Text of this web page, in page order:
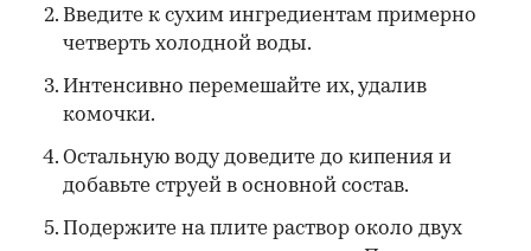
Введите к сухим ингредиентам примерно
четверть холодной воды.
Интенсивно перемешайте их, удалив
комочки.
Остальную воду доведите до кипения и
добавьте струей в основной состав.
Подержите на плите раствор около двух